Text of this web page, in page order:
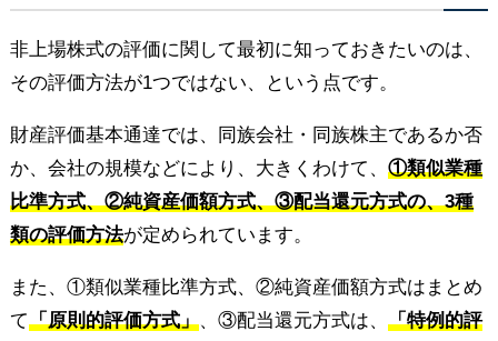
非上場株式の評価に関して最初に知っておきたいのは、
その評価方法が1つではない、という点です。
財産評価基本通達では、同族会社・同族株主であるか否
か、会社の規模などにより、大きくわけて、 ①類似業種
比準方式、②純資産価額方式、③配当還元方式の、3種
類の評価方法が定められています。
また、①類似業種比準方式、②純資産価額方式はまとめ
て「原則的評価方式」、③配当還元方式は、 「特例的評